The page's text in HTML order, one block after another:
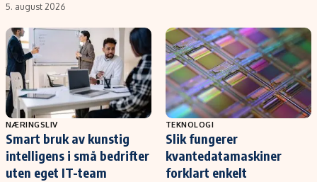
5. august 2026
NÆRINGSLIV
Smart bruk av kunstig
intelligens i små bedrifter
uten eget IT-team
TEKNOLOGI
Slik fungerer
kvantedatamaskiner
forklart enkelt